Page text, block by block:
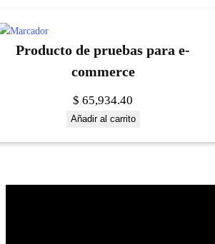
Producto de pruebas para e-
commerce
$ 65,934.40
Añadir al carrito